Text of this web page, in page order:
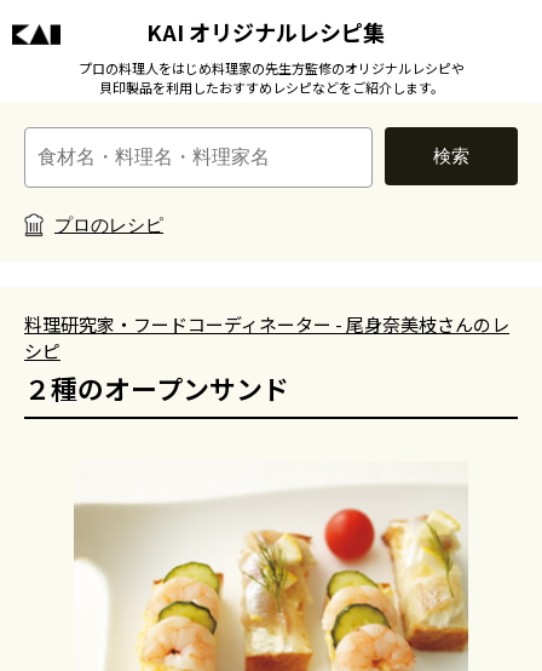
KAI オリジナルレシピ集
プロの料理人をはじめ料理家の先生方監修のオリジナルレシピや
貝印製品を利用したおすすめレシピなどをご紹介します。
検索
プロのレシピ
料理研究家・フードコーディネーター - 尾身奈美枝さんのレ
シピ
２種のオープンサンド